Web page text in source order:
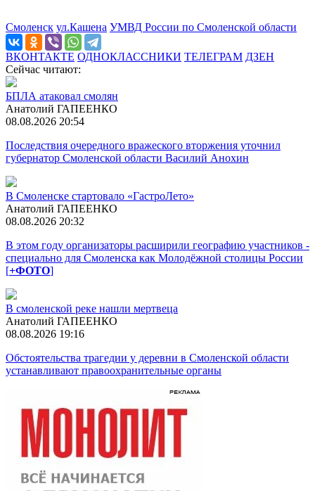
Смоленск ул.Кашена УМВД России по Смоленской области
ВКОНТАКТЕ ОДНОКЛАССНИКИ ТЕЛЕГРАМ ДЗЕН
Сейчас читают:
БПЛА атаковал смолян
Анатолий ГАПЕЕНКО
08.08.2026 20:54
Последствия очередного вражеского вторжения уточнил
губернатор Смоленской области Василий Анохин
В Смоленске стартовало «ГастроЛето»
Анатолий ГАПЕЕНКО
08.08.2026 20:32
В этом году организаторы расширили географию участников -
специально для Смоленска как Молодёжной столицы России
[+ФОТО]
В смоленской реке нашли мертвеца
Анатолий ГАПЕЕНКО
08.08.2026 19:16
Обстоятельства трагедии у деревни в Смоленской области
устанавливают правоохранительные органы